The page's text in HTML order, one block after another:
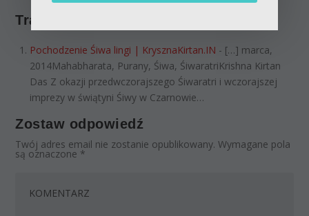
Trackbacki/Pingbacki
Pochodzenie Śiwa lingi | KrysznaKirtan.IN - […] marca,
2014Mahabharata, Purany, Śiwa, ŚiwaratriKrishna Kirtan
Das Z okazji przedwczorajszego Śiwaratri i wczorajszej
imprezy w świątyni Śiwy w Czarnowie…
Zostaw odpowiedź
Twój adres email nie zostanie opublikowany. Wymagane pola
są oznaczone *